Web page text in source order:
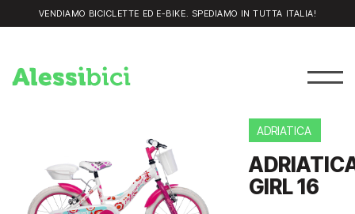
VENDIAMO BICICLETTE ED E-BIKE. SPEDIAMO IN TUTTA ITALIA!
ADRIATICA
GIRL 16